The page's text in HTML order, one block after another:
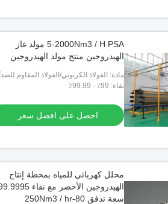
5-2000Nm3 / H PSA مولد غاز
الهيدروجين منتج مولد الهيدروجين
مادة: الفولاذ الكربوني/الفولاذ المقاوم للصدأ
نقاء: 99٪ - 99.99٪
احصل على افضل سعر
محلل كهربائي للمياه بمحطة إنتاج
سعة تدفق 80-250Nm3 / hr